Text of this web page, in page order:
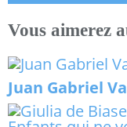
Vous aimerez
Juan Gabriel